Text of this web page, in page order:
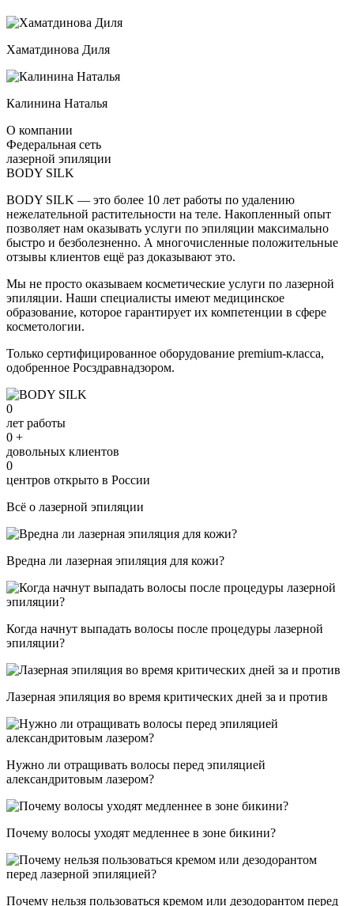
Хаматдинова Диля
Калинина Наталья
О компании
Федеральная сеть
лазерной эпиляции
BODY SILK
BODY SILK — это более 10 лет работы по удалению
нежелательной растительности на теле. Накопленный опыт
позволяет нам оказывать услуги по эпиляции максимально
быстро и безболезненно. А многочисленные положительные
отзывы клиентов ещё раз доказывают это.
Мы не просто оказываем косметические услуги по лазерной
эпиляции. Наши специалисты имеют медицинское
образование, которое гарантирует их компетенции в сфере
косметологии.
Только сертифицированное оборудование premium-класса,
одобренное Росздравнадзором.
0
лет работы
0 +
довольных клиентов
0
центров открыто в России
Всё о лазерной эпиляции
Вредна ли лазерная эпиляция для кожи?
Когда начнут выпадать волосы после процедуры лазерной
эпиляции?
Лазерная эпиляция во время критических дней за и против
Нужно ли отращивать волосы перед эпиляцией
александритовым лазером?
Почему волосы уходят медленнее в зоне бикини?
Почему нельзя пользоваться кремом или дезодорантом перед